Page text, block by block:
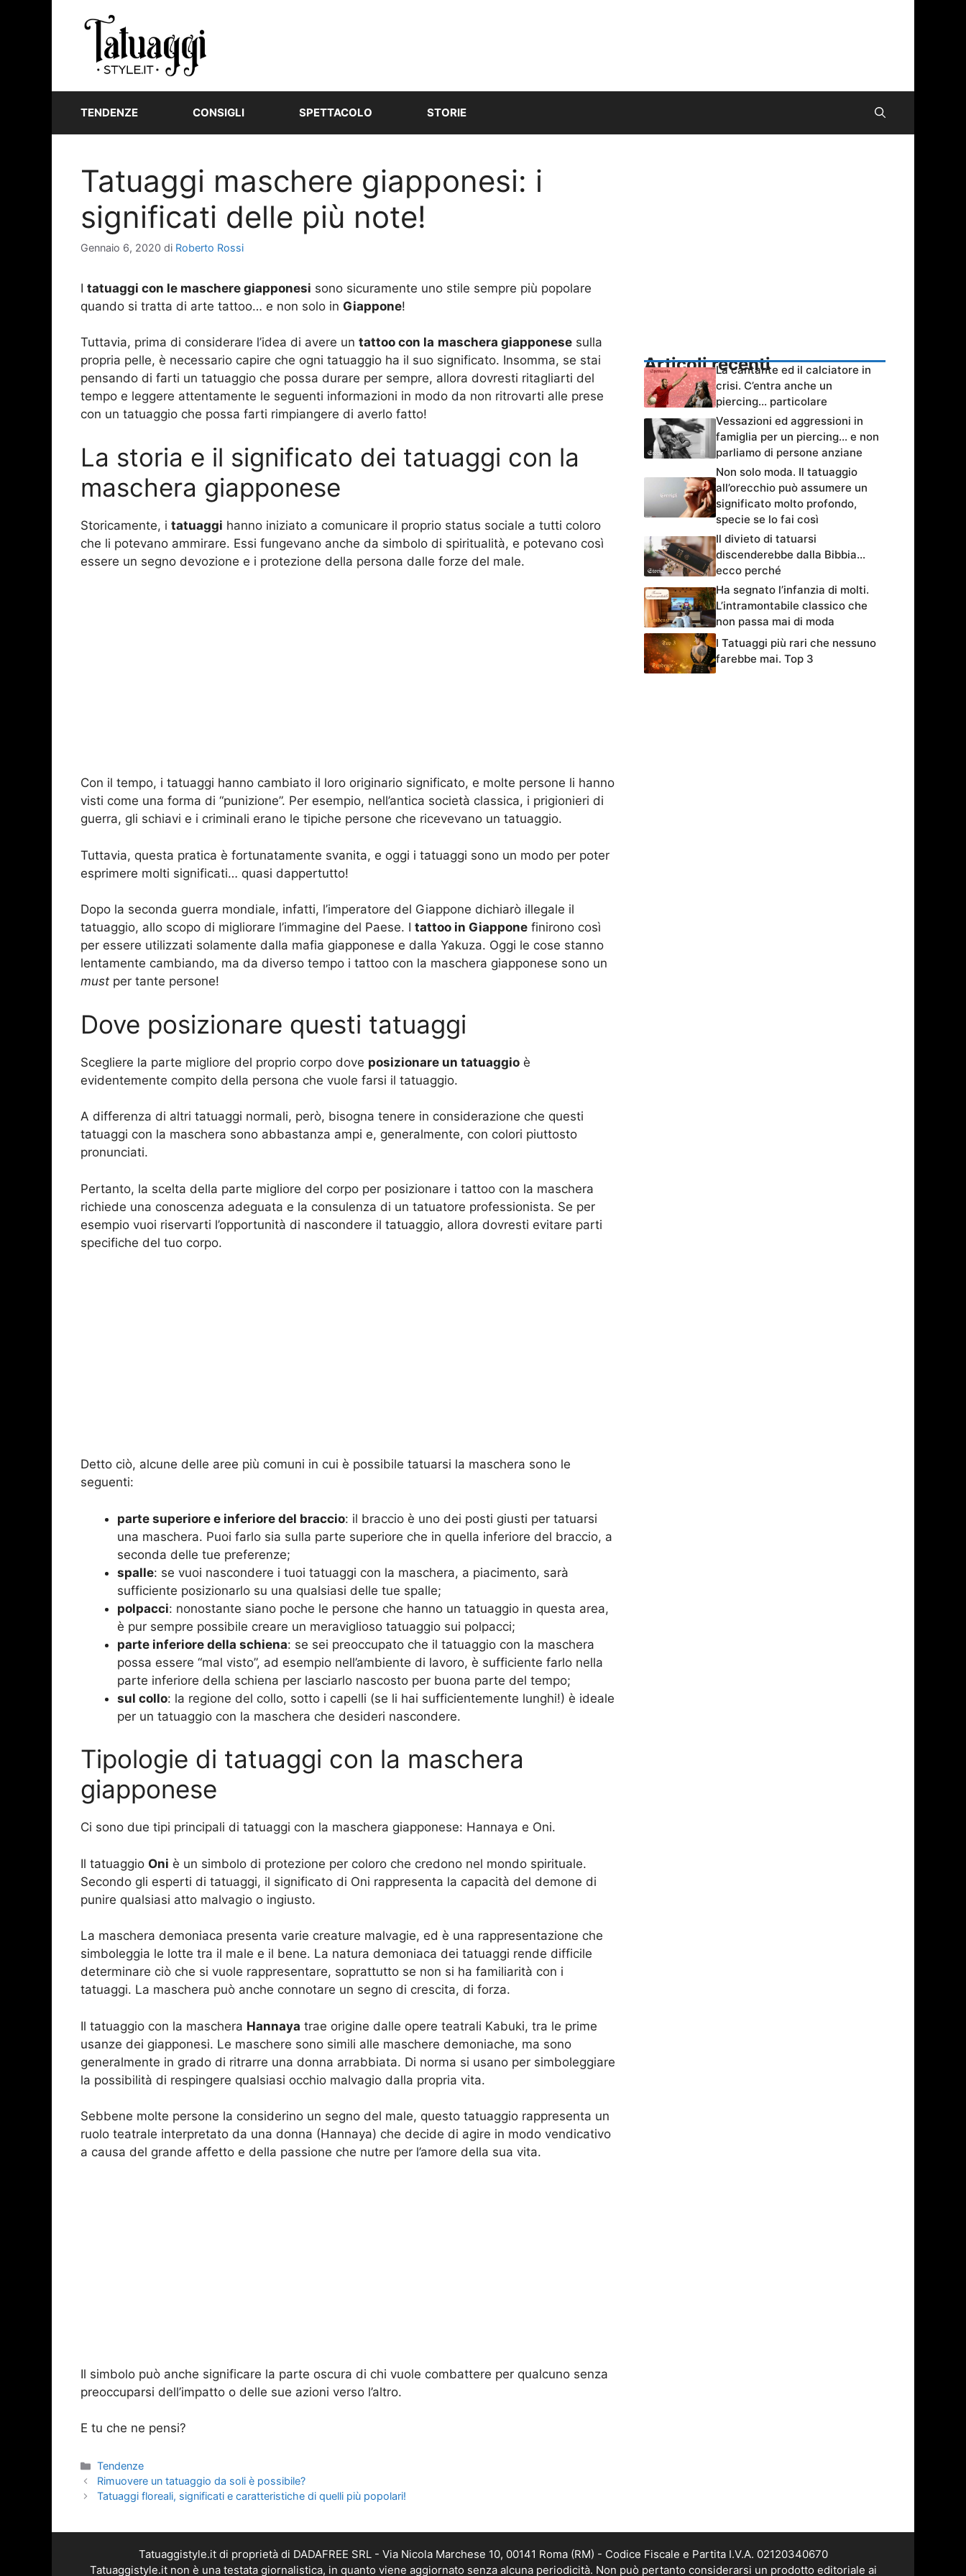
TENDENZE CONSIGLI SPETTACOLO STORIE
Tatuaggi maschere giapponesi: i
significati delle più note!
Gennaio 6, 2020 di Roberto Rossi
I tatuaggi con le maschere giapponesi sono sicuramente uno stile sempre più popolare
quando si tratta di arte tattoo… e non solo in Giappone!
Tuttavia, prima di considerare l’idea di avere un tattoo con la maschera giapponese sulla
propria pelle, è necessario capire che ogni tatuaggio ha il suo significato. Insomma, se stai
pensando di farti un tatuaggio che possa durare per sempre, allora dovresti ritagliarti del
tempo e leggere attentamente le seguenti informazioni in modo da non ritrovarti alle prese
con un tatuaggio che possa farti rimpiangere di averlo fatto!
La storia e il significato dei tatuaggi con la
maschera giapponese
Storicamente, i tatuaggi hanno iniziato a comunicare il proprio status sociale a tutti coloro
che li potevano ammirare. Essi fungevano anche da simbolo di spiritualità, e potevano così
essere un segno devozione e i protezione della persona dalle forze del male.
Con il tempo, i tatuaggi hanno cambiato il loro originario significato, e molte persone li hanno
visti come una forma di “punizione”. Per esempio, nell’antica società classica, i prigionieri di
guerra, gli schiavi e i criminali erano le tipiche persone che ricevevano un tatuaggio.
Tuttavia, questa pratica è fortunatamente svanita, e oggi i tatuaggi sono un modo per poter
esprimere molti significati… quasi dappertutto!
Dopo la seconda guerra mondiale, infatti, l’imperatore del Giappone dichiarò illegale il
tatuaggio, allo scopo di migliorare l’immagine del Paese. I tattoo in Giappone finirono così
per essere utilizzati solamente dalla mafia giapponese e dalla Yakuza. Oggi le cose stanno
lentamente cambiando, ma da diverso tempo i tattoo con la maschera giapponese sono un
must per tante persone!
Dove posizionare questi tatuaggi
Scegliere la parte migliore del proprio corpo dove posizionare un tatuaggio è
evidentemente compito della persona che vuole farsi il tatuaggio.
A differenza di altri tatuaggi normali, però, bisogna tenere in considerazione che questi
tatuaggi con la maschera sono abbastanza ampi e, generalmente, con colori piuttosto
pronunciati.
Pertanto, la scelta della parte migliore del corpo per posizionare i tattoo con la maschera
richiede una conoscenza adeguata e la consulenza di un tatuatore professionista. Se per
esempio vuoi riservarti l’opportunità di nascondere il tatuaggio, allora dovresti evitare parti
specifiche del tuo corpo.
Detto ciò, alcune delle aree più comuni in cui è possibile tatuarsi la maschera sono le
seguenti:
parte superiore e inferiore del braccio: il braccio è uno dei posti giusti per tatuarsi
una maschera. Puoi farlo sia sulla parte superiore che in quella inferiore del braccio, a
seconda delle tue preferenze;
spalle: se vuoi nascondere i tuoi tatuaggi con la maschera, a piacimento, sarà
sufficiente posizionarlo su una qualsiasi delle tue spalle;
polpacci: nonostante siano poche le persone che hanno un tatuaggio in questa area,
è pur sempre possibile creare un meraviglioso tatuaggio sui polpacci;
parte inferiore della schiena: se sei preoccupato che il tatuaggio con la maschera
possa essere “mal visto”, ad esempio nell’ambiente di lavoro, è sufficiente farlo nella
parte inferiore della schiena per lasciarlo nascosto per buona parte del tempo;
sul collo: la regione del collo, sotto i capelli (se li hai sufficientemente lunghi!) è ideale
per un tatuaggio con la maschera che desideri nascondere.
Tipologie di tatuaggi con la maschera
giapponese
Ci sono due tipi principali di tatuaggi con la maschera giapponese: Hannaya e Oni.
Il tatuaggio Oni è un simbolo di protezione per coloro che credono nel mondo spirituale.
Secondo gli esperti di tatuaggi, il significato di Oni rappresenta la capacità del demone di
punire qualsiasi atto malvagio o ingiusto.
La maschera demoniaca presenta varie creature malvagie, ed è una rappresentazione che
simboleggia le lotte tra il male e il bene. La natura demoniaca dei tatuaggi rende difficile
determinare ciò che si vuole rappresentare, soprattutto se non si ha familiarità con i
tatuaggi. La maschera può anche connotare un segno di crescita, di forza.
Il tatuaggio con la maschera Hannaya trae origine dalle opere teatrali Kabuki, tra le prime
usanze dei giapponesi. Le maschere sono simili alle maschere demoniache, ma sono
generalmente in grado di ritrarre una donna arrabbiata. Di norma si usano per simboleggiare
la possibilità di respingere qualsiasi occhio malvagio dalla propria vita.
Sebbene molte persone la considerino un segno del male, questo tatuaggio rappresenta un
ruolo teatrale interpretato da una donna (Hannaya) che decide di agire in modo vendicativo
a causa del grande affetto e della passione che nutre per l’amore della sua vita.
Il simbolo può anche significare la parte oscura di chi vuole combattere per qualcuno senza
preoccuparsi dell’impatto o delle sue azioni verso l’altro.
E tu che ne pensi?
Categorie
Tendenze
Rimuovere un tatuaggio da soli è possibile?
Tatuaggi floreali, significati e caratteristiche di quelli più popolari!
Articoli recentiLa cantante ed il calciatore in
crisi. C’entra anche un
piercing… particolare
Vessazioni ed aggressioni in
famiglia per un piercing… e non
parliamo di persone anziane
Non solo moda. Il tatuaggio
all’orecchio può assumere un
significato molto profondo,
specie se lo fai così
Il divieto di tatuarsi
discenderebbe dalla Bibbia…
ecco perché
Ha segnato l’infanzia di molti.
L’intramontabile classico che
non passa mai di moda
I Tatuaggi più rari che nessuno
farebbe mai. Top 3
Tatuaggistyle.it di proprietà di DADAFREE SRL - Via Nicola Marchese 10, 00141 Roma (RM) - Codice Fiscale e Partita I.V.A. 02120340670
Tatuaggistyle.it non è una testata giornalistica, in quanto viene aggiornato senza alcuna periodicità. Non può pertanto considerarsi un prodotto editoriale ai